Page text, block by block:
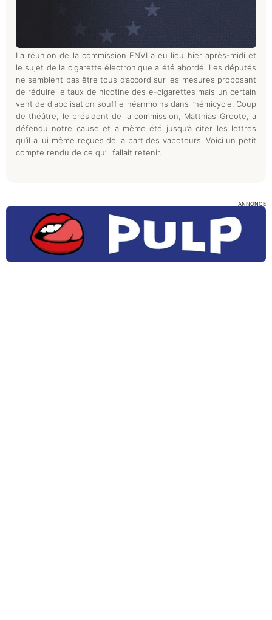
La réunion de la commission ENVI a eu lieu hier après-midi et
le sujet de la cigarette électronique a été abordé. Les députés
ne semblent pas être tous d’accord sur les mesures proposant
de réduire le taux de nicotine des e-cigarettes mais un certain
vent de diabolisation souffle néanmoins dans l’hémicycle. Coup
de théâtre, le président de la commission, Matthias Groote, a
défendu notre cause et a même été jusqu’à citer les lettres
qu’il a lui même reçues de la part des vapoteurs. Voici un petit
compte rendu de ce qu’il fallait retenir.
ANNONCE